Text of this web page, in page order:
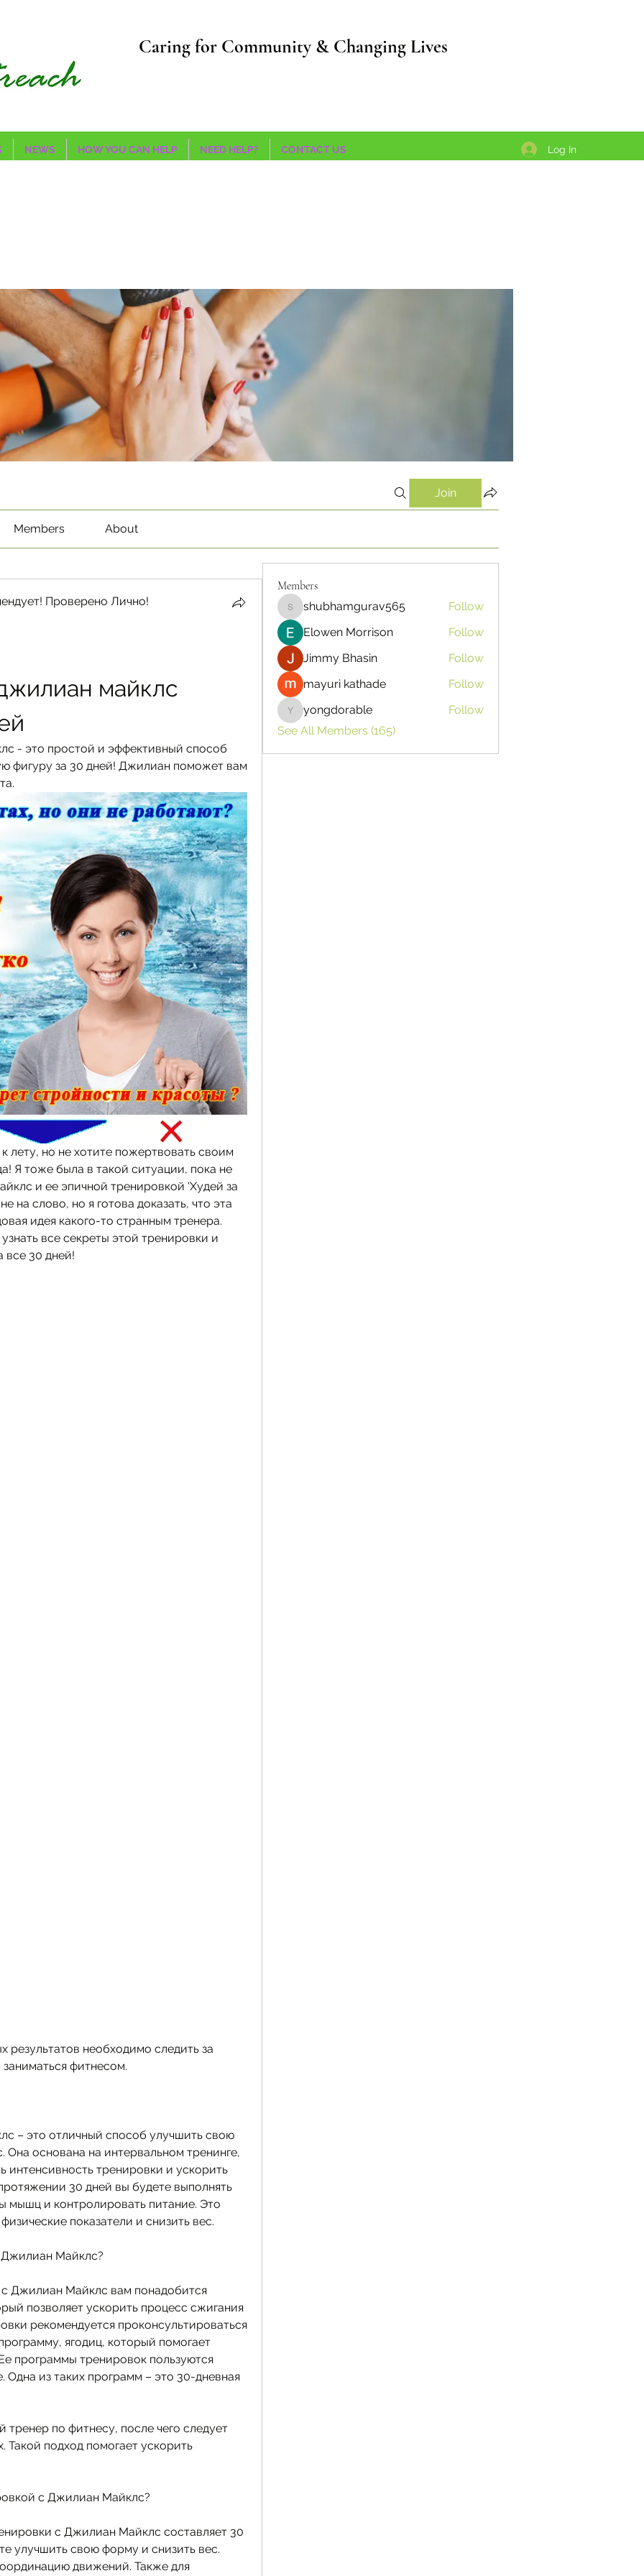
Caring for Community & Changing Lives
NEWS HOW YOU CAN HELP NEED HELP? CONTACT US Log In
Join
Members About
Проверено Лично!
майклс
- это простой и эффективный способ
фигуру за 30 дней! Джилиан поможет вам
лету, но не хотите пожертвовать своим
Я тоже была в такой ситуации, пока не
и ее эпичной тренировкой 'Худей за
на слово, но я готова доказать, что эта
идея какого-то странным тренера.
все секреты этой тренировки и
все 30 дней!
фитнесом.
– это отличный способ улучшить свою
основана на интервальном тренинге,
интенсивность тренировки и ускорить
30 дней вы будете выполнять
мышц и контролировать питание. Это
показатели и снизить вес.
Джилиан Майклс?
Джилиан Майклс вам понадобится
позволяет ускорить процесс сжигания
рекомендуется проконсультироваться
ягодиц, который помогает
программы тренировок пользуются
Одна из таких программ – это 30-дневная
по фитнесу, после чего следует
подход помогает ускорить
с Джилиан Майклс?
с Джилиан Майклс составляет 30
улучшить свою форму и снизить вес.
движений. Также для
Members
shubhamgurav565
shubhamgurav565
Follow
Elowen Morrison
Follow
Jimmy Bhasin
Follow
mayuri kathade
Follow
yongdorable
yongdorable
Follow
See All Members (165)